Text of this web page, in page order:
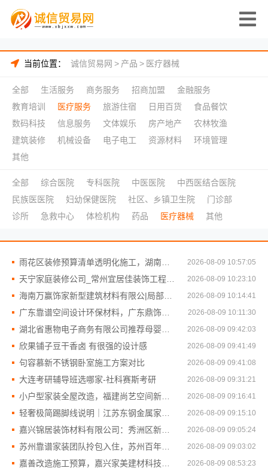
当前位置： 诚信贸易网 > 产品 > 医疗器械
全部 生活服务 商务服务 招商加盟
金融服务
教育培训
医疗服务 旅游住宿 日用百货
食品餐饮
数码科技
信息服务 文体娱乐 房产地产
农林牧渔
建筑装修
机械设备 电子电工 资源材料
环境管理
其他
全部 综合医院 专科医院 中医医院
中西医结合医院
民族医医院
妇幼保健医院 社区、乡镇卫生院
门诊部
诊所
急救中心 体检机构 药品 医疗器械 其他
2026-08-09 10:57:05
2026-08-09 10:23:10
2026-08-09 10:14:41
2026-08-09 10:11:30
2026-08-09 09:42:03
欣果铺子豆干香卤 有很强的设计感 2026-08-09 09:41:49
句容慕新不锈钢卧室施工方案对比 2026-08-09 09:41:08
大连考研辅导班选哪家-社科赛斯考研 2026-08-09 09:31:21
2026-08-09 09:16:41
2026-08-09 09:15:10
2026-08-09 09:05:24
2026-08-09 09:03:02
2026-08-09 08:53:23